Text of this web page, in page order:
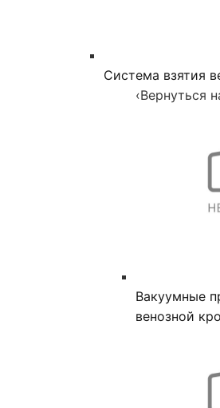
Система взятия
‹Вернуться
Вакуумные
венозной